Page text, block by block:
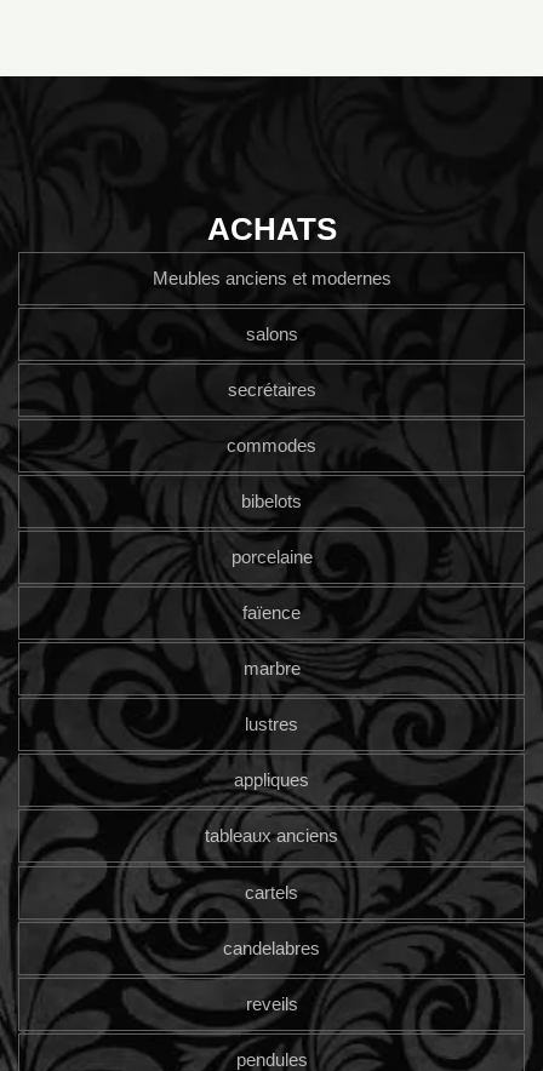
ACHATS
Meubles anciens et modernes
salons
secrétaires
commodes
bibelots
porcelaine
faïence
marbre
lustres
appliques
tableaux anciens
cartels
candelabres
reveils
pendules